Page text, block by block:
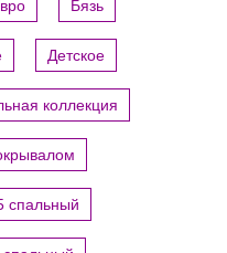
Бязь
Детское
коллекция
спальный